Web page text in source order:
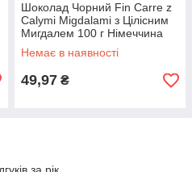
Шоколад Чорний Fin Carre z
Calymi Migdalami з Цілісним
Мигдалем 100 г Німеччина
Немає в наявності
49,97 ₴